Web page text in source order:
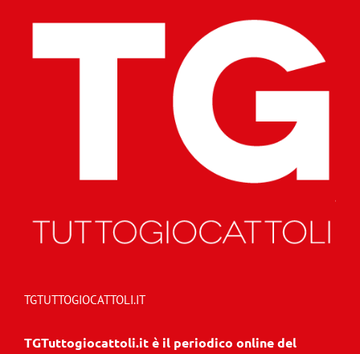
TGTUTTOGIOCATTOLI.IT
TGTuttogiocattoli.it è il periodico online del